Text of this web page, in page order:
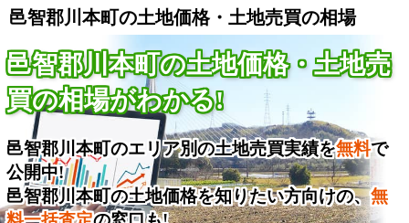
邑智郡川本町の土地価格・土地売買の相場
邑智郡川本町の土地価格・土地売
買の相場がわかる!
邑智郡川本町のエリア別の土地売買実績を無料で
公開中!
邑智郡川本町の土地価格を知りたい方向けの、無